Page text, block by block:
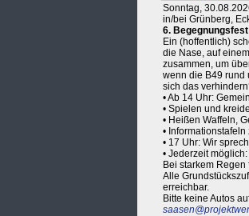
Sonntag,
in/bei Grünberg,
6.
Ein (hoffentlich)
die Nase, auf
zusammen, um
wenn die B49 rund
sich das
• Ab 14 Uhr:
• Spielen und
• Heißen Waffeln,
•
• 17 Uhr: Wir
• Jederzeit
Bei starkem
Alle
erreichbar.
Bitte keine Autos